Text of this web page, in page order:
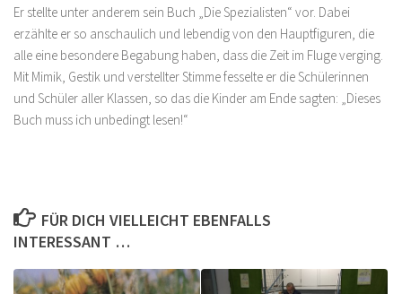
Er stellte unter anderem sein Buch „Die Spezialisten“ vor. Dabei
erzählte er so anschaulich und lebendig von den Hauptfiguren, die
alle eine besondere Begabung haben, dass die Zeit im Fluge verging.
Mit Mimik, Gestik und verstellter Stimme fesselte er die Schülerinnen
und Schüler aller Klassen, so das die Kinder am Ende sagten: „Dieses
Buch muss ich unbedingt lesen!“
FÜR DICH VIELLEICHT EBENFALLS
INTERESSANT …